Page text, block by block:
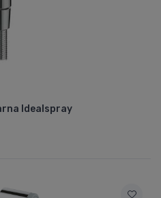
Idealspray